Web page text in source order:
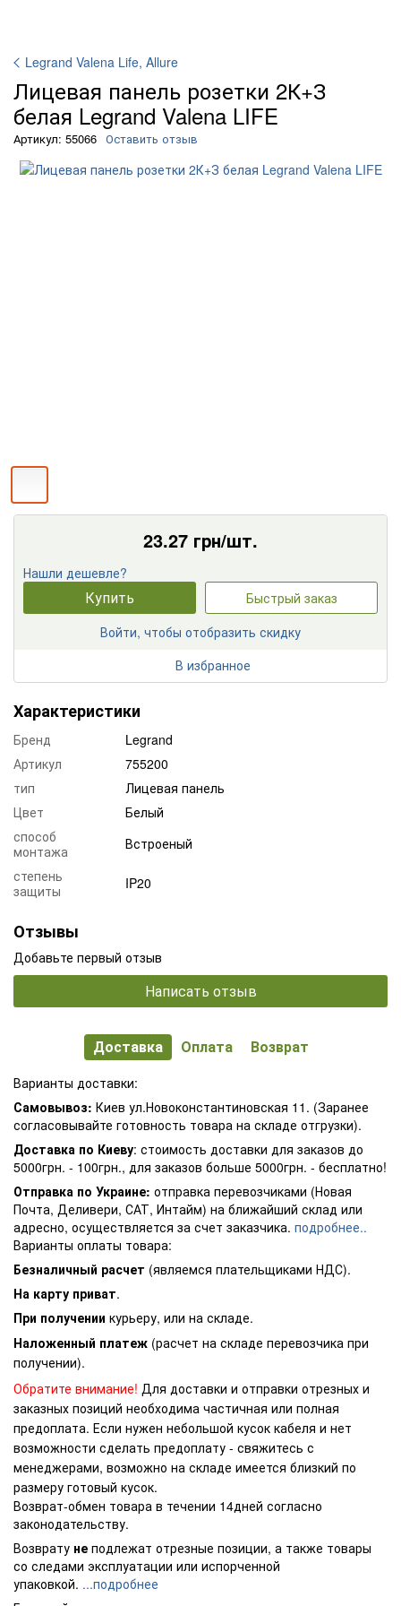
Legrand Valena Life, Allure
Лицевая панель розетки 2К+З
белая Legrand Valena LIFE
Артикул: 55066 Оставить отзыв
23.27 грн/шт.
Нашли дешевле?
Купить
Быстрый заказ
Войти, чтобы отобразить скидку
В избранное
Характеристики
Бренд
Legrand
Артикул
755200
тип
Лицевая панель
Цвет
Белый
способ
монтажа
Встроеный
степень
защиты
IP20
Отзывы
Добавьте первый отзыв
Написать отзыв
Доставка Оплата Возврат
Варианты доставки:
Самовывоз: Киев ул.Новоконстантиновская 11. (Заранее
согласовывайте готовность товара на складе отгрузки).
Доставка по Киеву: стоимость доставки для заказов до
5000грн. - 100грн., для заказов больше 5000грн. - бесплатно!
Отправка по Украине: отправка перевозчиками (Новая
Почта, Деливери, САТ, Интайм) на ближайший склад или
адресно, осуществляется за счет заказчика. подробнее..
Варианты оплаты товара:
Безналичный расчет (являемся плательщиками НДС).
На карту приват.
При получении курьеру, или на складе.
Наложенный платеж (расчет на складе перевозчика при
получении).
Обратите внимание! Для доставки и отправки отрезных и
заказных позиций необходима частичная или полная
предоплата. Если нужен небольшой кусок кабеля и нет
возможности сделать предоплату - свяжитесь с
менеджерами, возможно на складе имеется близкий по
размеру готовый кусок.
Возврат-обмен товара в течении 14дней согласно
законодательству.
Возврату не подлежат отрезные позиции, а также товары
со следами эксплуатации или испорченной
упаковкой. ...подробнее